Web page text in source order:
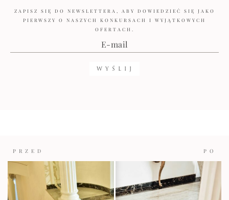
ZAPISZ SIĘ DO NEWSLETTERA, ABY DOWIEDZIEĆ SIĘ JAKO
PIERWSZY O NASZYCH KONKURSACH I WYJĄTKOWYCH
OFERTACH.
PRZED PO